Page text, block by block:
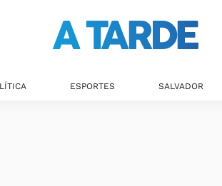
ESPORTES SALVADOR